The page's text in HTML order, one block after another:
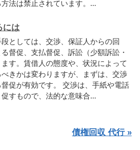
法は禁止されています。...
には
としては、交渉、保証人からの回
督促、支払督促、訴訟（少額訴訟・
す。賃借人の態度や、状況によって
きかは変わりますが、まずは、交渉
促が有効です。 交渉は、手紙や電話
すもので、法的な意味合...
債権回収 代行 »